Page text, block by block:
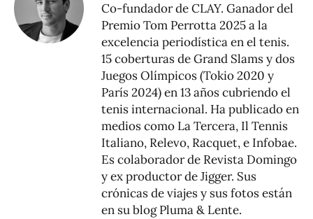
Co-fundador de CLAY. Ganador del
Premio Tom Perrotta 2025 a la
excelencia periodística en el tenis.
15 coberturas de Grand Slams y dos
Juegos Olímpicos (Tokio 2020 y
París 2024) en 13 años cubriendo el
tenis internacional. Ha publicado en
medios como La Tercera, Il Tennis
Italiano, Relevo, Racquet, e Infobae.
Es colaborador de Revista Domingo
y ex productor de Jigger. Sus
crónicas de viajes y sus fotos están
en su blogPluma & Lente.